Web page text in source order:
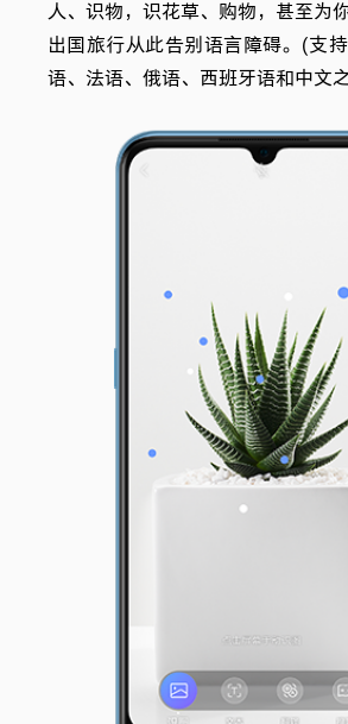
人、识物，识花草、购物，甚至为
出国旅行从此告别语言障碍。(支
语、法语、俄语、西班牙语和中文